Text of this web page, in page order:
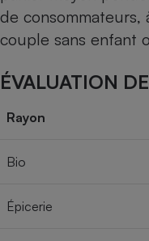
de consommateurs,
couple sans enfant
ÉVALUATION
Rayon
Bio
Épicerie